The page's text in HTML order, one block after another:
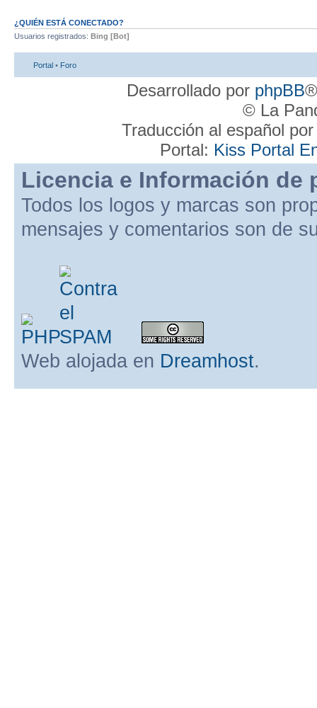
¿QUIÉN ESTÁ CONECTADO?
Usuarios registrados: Bing [Bot]
Portal • Foro
Desarrollado por phpBB
© La
Traducción al español
Portal: Kiss Portal
Licencia e Información de
Todos los logos y marcas son
mensajes y comentarios son de
Web alojada en Dreamhost.